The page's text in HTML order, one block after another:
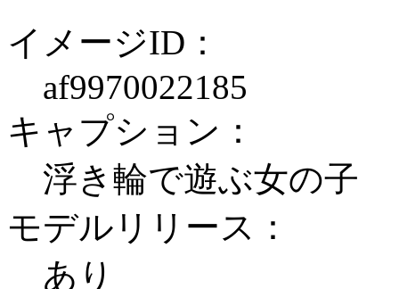
イメージID：
af9970022185
キャプション：
浮き輪で遊ぶ女の子
モデルリリース：
あり